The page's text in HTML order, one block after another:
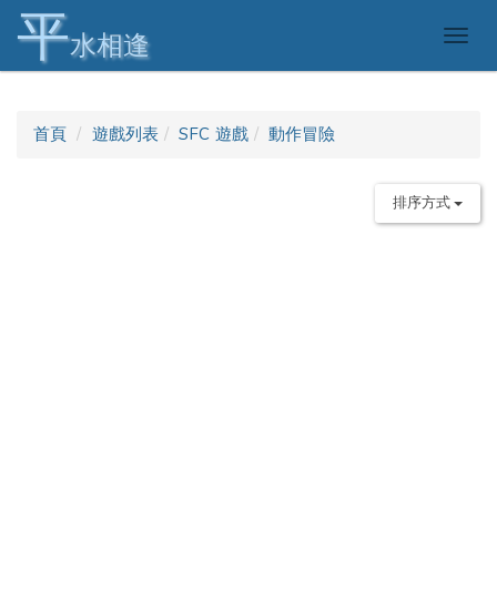
平水相逢
首頁 遊戲列表 SFC 遊戲 動作冒險
排序方式